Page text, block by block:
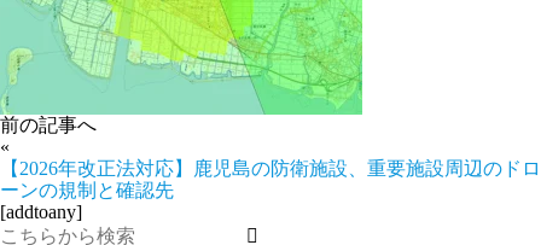
前の記事へ
«
【2026年改正法対応】鹿児島の防衛施設、重要施設周辺のドロ
ーンの規制と確認先
[addtoany]